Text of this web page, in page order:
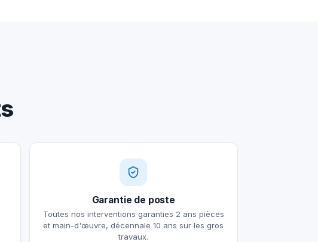
Garantie de poste
Toutes nos interventions garanties 2 ans pièces
et main-d'œuvre, décennale 10 ans sur les gros
travaux.